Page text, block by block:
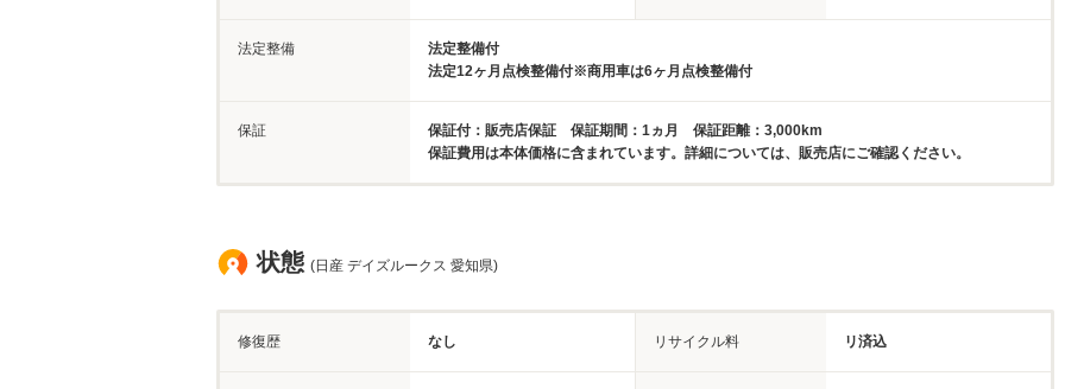
法定整備
法定整備付
法定12ヶ月点検整備付※商用車は6ヶ月点検整備付
保証
保証付：販売店保証 保証期間：1ヵ月 保証距離：3,000km
保証費用は本体価格に含まれています。詳細については、販売店にご確認ください。
状態 (日産 デイズルークス 愛知県)
修復歴 なし リサイクル料 リ済込